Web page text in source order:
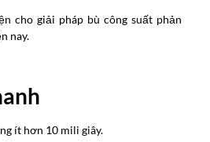
cho giải pháp bù công suất phản
nay.
ít hơn 10 mili giây.